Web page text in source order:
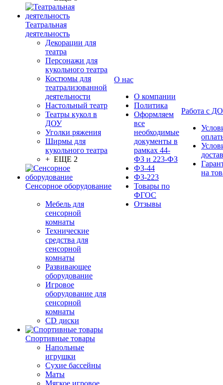
Театральная
деятельность
Декорации для
театра
Персонажи для
кукольного театра
Костюмы для
театрализованной
деятельности
Настольный театр
Театры кукол в
ДОУ
Уголки ряжения
Ширмы для
кукольного театра
+ ЕЩЕ 2
Сенсорное оборудование
Мебель для
сенсорной
комнаты
Технические
средства для
сенсорной
комнаты
Развивающее
оборудование
Игровое
оборудование для
сенсорной
комнаты
CD диски
Спортивные товары
Напольные
игрушки
Сухие бассейны
Маты
Мягкое игровое
О нас
О компании
Политика
Оформляем
все
необходимые
документы в
рамках 44-
ФЗ и 223-ФЗ
ФЗ-44
ФЗ-223
Товары по
ФГОС
Отзывы
Работа с
на